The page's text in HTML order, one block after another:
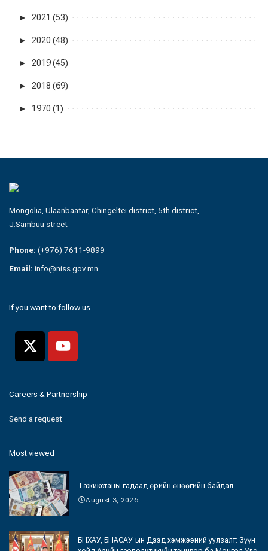
► 2021 (53)
► 2020 (48)
► 2019 (45)
► 2018 (69)
► 1970 (1)
Mongolia, Ulaanbaatar, Chingeltei district, 5th district,
J.Sambuu street
Phone: (+976) 7611-9899
Email: info@niss.gov.mn
If you want to follow us
Careers & Partnership
Send a request
Most viewed
Тажикстаны гадаад өрийн өнөөгийн байдал
August 3, 2026
БНХАУ, БНАСАУ-ын Дээд хэмжээний уулзалт: Зүүн